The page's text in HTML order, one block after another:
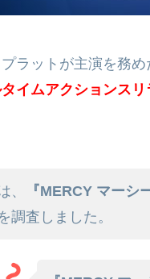
ラットが主演を務
タイムアクションス
、 『MERCY マー
調査しました。